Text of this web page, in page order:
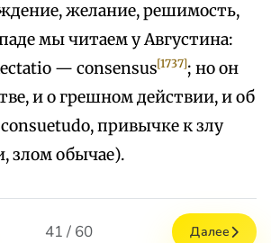
желание, решимость,
мы читаем у Августина:
— consensus[1737]; но он
и о грешном действии, и об
привычке к злу
злом обычае).
41 / 60 Далее